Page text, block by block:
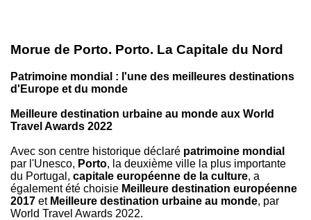
Morue de Porto. Porto. La Capitale du Nord
Patrimoine mondial : l'une des meilleures destinations
d'Europe et du monde
Meilleure destination urbaine au monde aux World
Travel Awards 2022
Avec son centre historique déclaré patrimoine mondial
par l'Unesco, Porto, la deuxième ville la plus importante
du Portugal, capitale européenne de la culture, a
également été choisie Meilleure destination européenne
2017 et Meilleure destination urbaine au monde, par
World Travel Awards 2022.